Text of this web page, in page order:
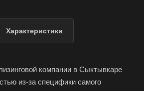
Характеристики
компании в Сыктывкаре
из-за специфики самого